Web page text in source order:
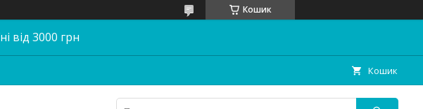
Кошик
від 3000 грн
Кошик